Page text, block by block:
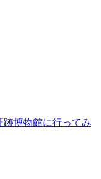
跡博物館に行ってみ